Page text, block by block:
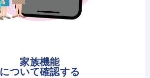
家族機能
について確認する